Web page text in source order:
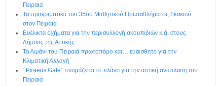
Πειραιά
Τα προκριματικά του 35ου Μαθητικού Πρωταθλήματος Σκακιού
στον Πειραιά
Ευέλικτα οχήματα για την περισυλλογή σκουπιδιών κ.ά. στους
Δήμους της Αττικής
Το Λιμάνι του Πειραιά πρωτοπόρο και… ευαίσθητο για την
Κλιματική Αλλαγή
‘’Piraeus Gate’’ ονομάζεται το πλάνο για την αστική ανάπλαση του
Πειραιά